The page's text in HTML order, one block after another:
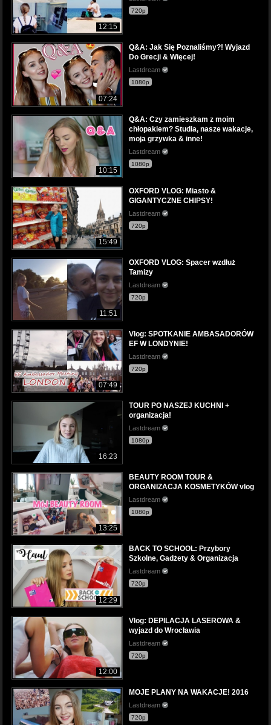
12:15
720p
07:24
Q&A: Jak Się Poznaliśmy?! Wyjazd
Do Grecji & Więcej!
Lastdream
1080p
10:15
Q&A: Czy zamieszkam z moim
chłopakiem? Studia, nasze wakacje,
moja grzywka & inne!
Lastdream
1080p
15:49
OXFORD VLOG: Miasto &
GIGANTYCZNE CHIPSY!
Lastdream
720p
11:51
OXFORD VLOG: Spacer wzdłuż
Tamizy
Lastdream
720p
07:49
Vlog: SPOTKANIE AMBASADORÓW
EF W LONDYNIE!
Lastdream
720p
16:23
TOUR PO NASZEJ KUCHNI +
organizacja!
Lastdream
1080p
13:25
BEAUTY ROOM TOUR &
ORGANIZACJA KOSMETYKÓW vlog
Lastdream
1080p
12:29
BACK TO SCHOOL: Przybory
Szkolne, Gadżety & Organizacja
Lastdream
720p
12:00
Vlog: DEPILACJA LASEROWA &
wyjazd do Wrocławia
Lastdream
720p
MOJE PLANY NA WAKACJE! 2016
Lastdream
720p